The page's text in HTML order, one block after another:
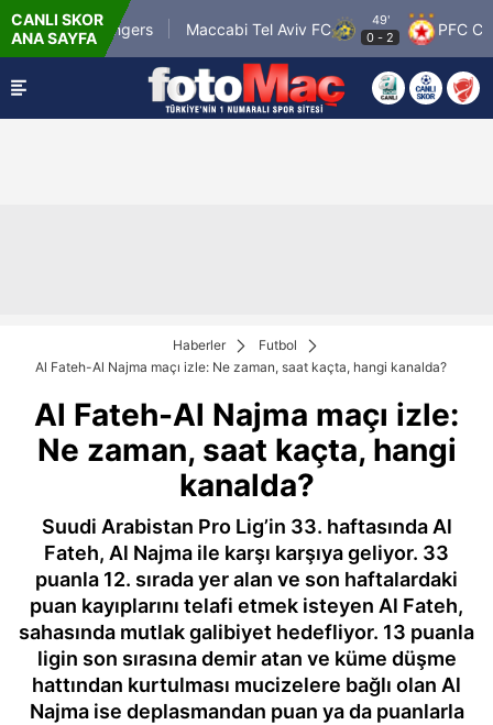
CANLI SKOR
ANA SAYFA
Rangers Maccabi Tel Aviv FC
49'
0-2 PFC CSKA
Haberler
Futbol
Al Fateh-Al Najma maçı izle: Ne zaman, saat kaçta, hangi kanalda?
Al Fateh-Al Najma maçı izle:
Ne zaman, saat kaçta, hangi
kanalda?
Suudi Arabistan Pro Lig’in 33. haftasında Al
Fateh, Al Najma ile karşı karşıya geliyor. 33
puanla 12. sırada yer alan ve son haftalardaki
puan kayıplarını telafi etmek isteyen Al Fateh,
sahasında mutlak galibiyet hedefliyor. 13 puanla
ligin son sırasına demir atan ve küme düşme
hattından kurtulması mucizelere bağlı olan Al
Najma ise deplasmandan puan ya da puanlarla